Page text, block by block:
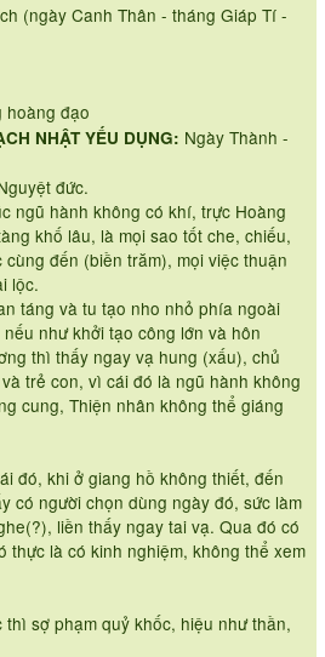
(ngày Canh Thân - tháng Giáp Tí -
hoàng đạo
NHẬT YẾU DỤNG: Ngày Thành -
đức.
ngũ hành không có khí, trực Hoàng
khố lâu, là mọi sao tốt che, chiếu,
đến (biền trăm), mọi việc thuận
lộc.
táng và tu tạo nho nhỏ phía ngoài
như khởi tạo công lớn và hôn
thì thấy ngay vạ hung (xấu), chủ
trẻ con, vì cái đó là ngũ hành không
cung, Thiện nhân không thể giáng
đó, khi ở giang hồ không thiết, đến
có người chọn dùng ngày đó, sức làm
liền thấy ngay tai vạ. Qua đó có
thực là có kinh nghiệm, không thể xem
sợ phạm quỷ khốc, hiệu như thần,